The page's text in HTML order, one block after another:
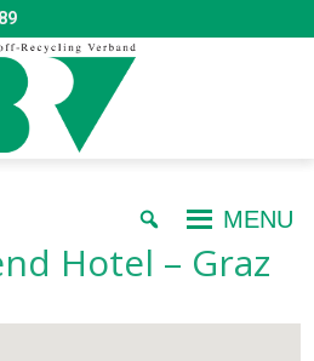
MENU
Hotel – Graz